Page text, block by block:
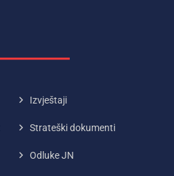
Izvještaji
Strateški dokumenti
Odluke JN